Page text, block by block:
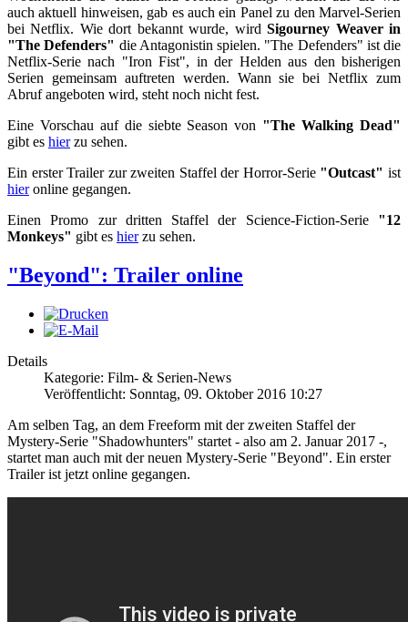
auch aktuell hinweisen, gab es auch ein Panel zu den Marvel-Serien
bei Netflix. Wie dort bekannt wurde, wirdSigourney Weaver in
"The Defenders" die Antagonistin spielen. "The Defenders" ist die
Netflix-Serie nach "Iron Fist", in der Helden aus den bisherigen
Serien gemeinsam auftreten werden. Wann sie bei Netflix zum
Abruf angeboten wird, steht noch nicht fest.
Eine Vorschau auf die siebte Season von "The Walking Dead"
gibt es hierzu sehen.
Ein erster Trailer zur zweiten Staffel der Horror-Serie"Outcast" ist
hieronline gegangen.
Einen Promo zur dritten Staffel der Science-Fiction-Serie "12
Monkeys" gibt es hierzu sehen.
"Beyond": Trailer online
Details
Kategorie: Film- & Serien-News
Veröffentlicht: Sonntag, 09. Oktober 2016 10:27
Am selben Tag, an dem Freeform mit der zweiten Staffel der
Mystery-Serie "Shadowhunters" startet - also am 2. Januar 2017 -,
startet man auch mit der neuen Mystery-Serie "Beyond". Ein erster
Trailer ist jetzt online gegangen.